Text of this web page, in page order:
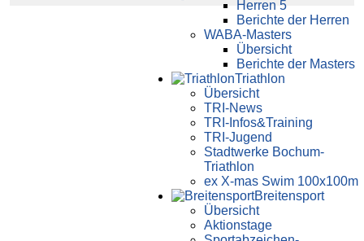
Herren 5
Berichte der Herren
WABA-Masters
Übersicht
Berichte der Masters
Triathlon
Übersicht
TRI-News
TRI-Infos&Training
TRI-Jugend
Stadtwerke Bochum-
Triathlon
ex X-mas Swim 100x100m
Breiten­sport
Übersicht
Aktionstage